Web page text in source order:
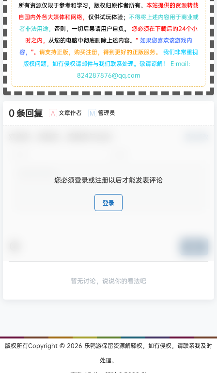
所有资源仅限于参考和学习，版权归原作者所有。 本站提供的资源转载
自国内外各大媒体和网络， 仅供试玩体验； 不得将上述内容用于商业或
者非法用途， 否则，一切后果请用户自负。
您必须在下载后的24个小
时之内， 从您的电脑中彻底删除上述内容。 “如果您喜欢该游戏内
容， ”。 请支持正版，购买注册，得到更好的正版服务。 我们非常重视
版权问题，如有侵权请邮件与我们联系处理。敬请谅解！ E-mail：
824287876@qq.com
0 条回复 A 文章作者 M 管理员
您必须登录或注册以后才能发表评论
登录
暂无讨论，说说你的看法吧
版权所有Copyright © 2026 乐鸭游保留资源解释权，如有侵权，请联系我及时
处理。